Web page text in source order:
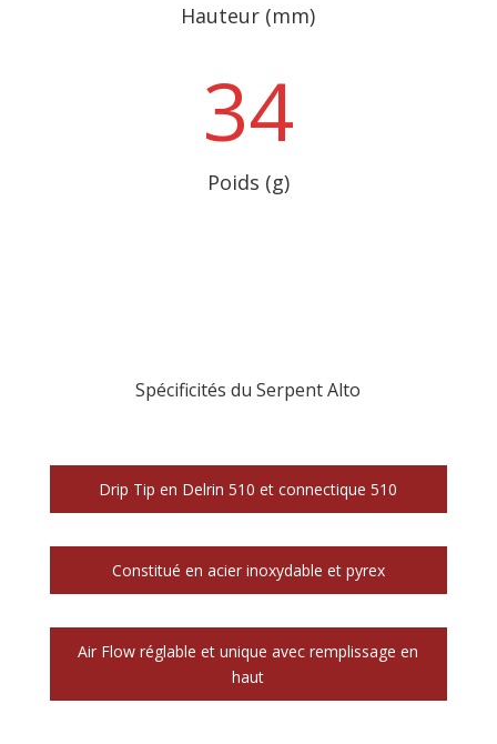
Hauteur (mm)
34
Poids (g)
Spécificités du Serpent Alto
Drip Tip en Delrin 510 et connectique 510
Constitué en acier inoxydable et pyrex
Air Flow réglable et unique avec remplissage en
haut